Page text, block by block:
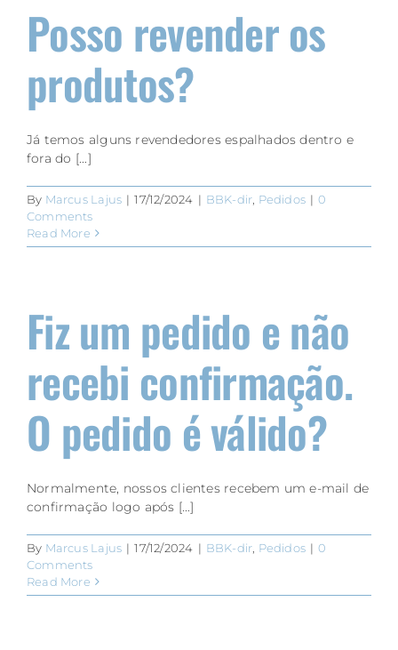
Posso revender os
produtos?
Já temos alguns revendedores espalhados dentro e
fora do [...]
By Marcus Lajus | 17/12/2024 | BBK-dir Pedidos | 0
Comments
Read More
Fiz um pedido e não
recebi confirmação.
O pedido é válido?
Normalmente, nossos clientes recebem um e-mail de
confirmação logo após [...]
By Marcus Lajus | 17/12/2024 | BBK-dir Pedidos | 0
Comments
Read More